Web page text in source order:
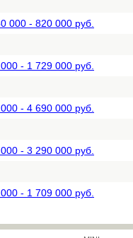
000 - 820 000 руб.
- 1 729 000 руб.
- 4 690 000 руб.
- 3 290 000 руб.
- 1 709 000 руб.